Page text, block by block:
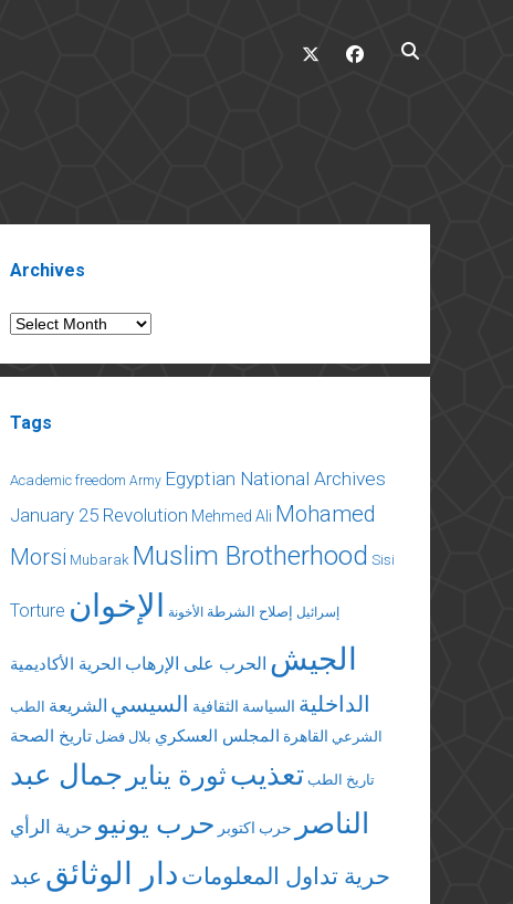
twitter facebook
Archives
Archives
Tags
Academic freedom Army Egyptian National Archives
January 25 Revolution Mehmed Ali Mohamed
Morsi Mubarak Muslim Brotherhood Sisi
Torture إسرائيل إصلاح الشرطة الأخونة الإخوان
الجيش الحرب على الإرهاب الحرية الأكاديمية
الداخلية السياسة الثقافية السيسي الشريعة الطب
الشرعي القاهرة المجلس العسكري بلال فضل تاريخ الصحة
تاريخ الطب تعذيبثورة يناير جمال عبد
الناصر
حرب اكتوبر حرب يونيو حرية الرأي
حرية تداول المعلومات دار الوثائق عبد